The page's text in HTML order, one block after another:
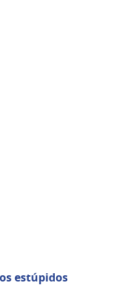
estúpidos